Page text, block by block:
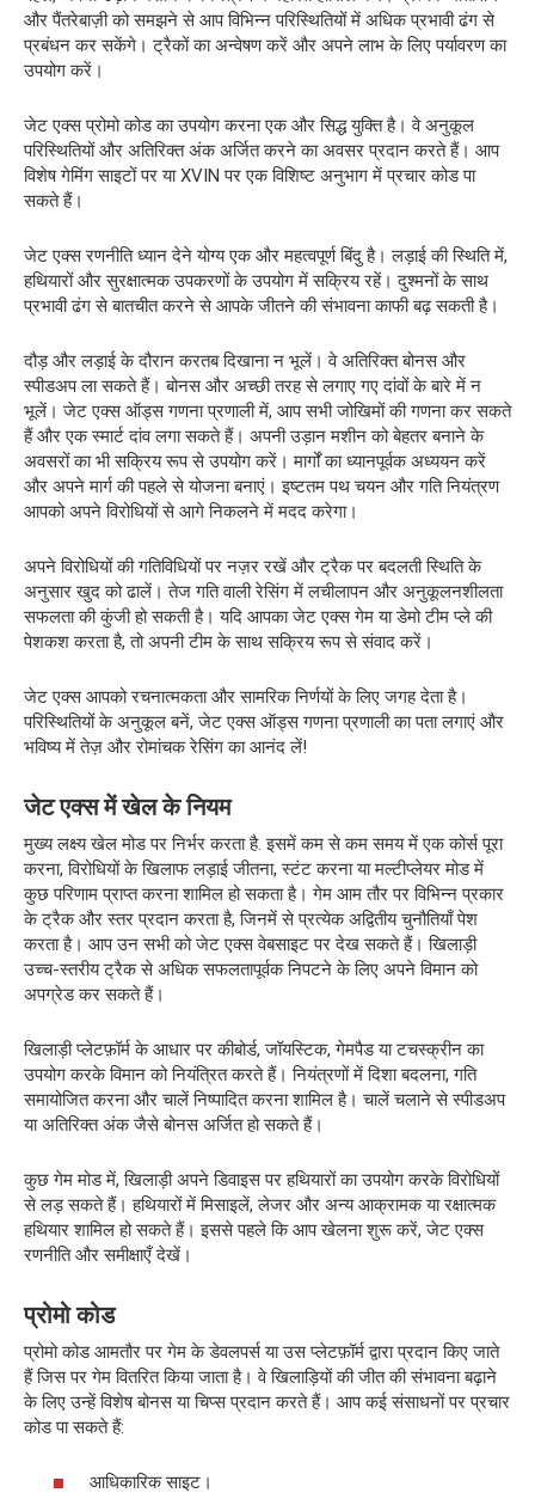
और पैंतरेबाज़ी को समझने से आप विभिन्न परिस्थितियों में अधिक प्रभावी ढंग से
प्रबंधन कर सकेंगे। ट्रैकों का अन्वेषण करें और अपने लाभ के लिए पर्यावरण का
उपयोग करें।
जेट एक्स प्रोमो कोड का उपयोग करना एक और सिद्ध युक्ति है। वे अनुकूल
परिस्थितियों और अतिरिक्त अंक अर्जित करने का अवसर प्रदान करते हैं। आप
विशेष गेमिंग साइटों पर या XVIN पर एक विशिष्ट अनुभाग में प्रचार कोड पा
सकते हैं।
जेट एक्स रणनीति ध्यान देने योग्य एक और महत्वपूर्ण बिंदु है। लड़ाई की स्थिति में,
हथियारों और सुरक्षात्मक उपकरणों के उपयोग में सक्रिय रहें। दुश्मनों के साथ
प्रभावी ढंग से बातचीत करने से आपके जीतने की संभावना काफी बढ़ सकती है।
दौड़ और लड़ाई के दौरान करतब दिखाना न भूलें। वे अतिरिक्त बोनस और
स्पीडअप ला सकते हैं। बोनस और अच्छी तरह से लगाए गए दांवों के बारे में न
भूलें। जेट एक्स ऑड्स गणना प्रणाली में, आप सभी जोखिमों की गणना कर सकते
हैं और एक स्मार्ट दांव लगा सकते हैं। अपनी उड़ान मशीन को बेहतर बनाने के
अवसरों का भी सक्रिय रूप से उपयोग करें। मार्गों का ध्यानपूर्वक अध्ययन करें
और अपने मार्ग की पहले से योजना बनाएं। इष्टतम पथ चयन और गति नियंत्रण
आपको अपने विरोधियों से आगे निकलने में मदद करेगा।
अपने विरोधियों की गतिविधियों पर नज़र रखें और ट्रैक पर बदलती स्थिति के
अनुसार खुद को ढालें। तेज गति वाली रेसिंग में लचीलापन और अनुकूलनशीलता
सफलता की कुंजी हो सकती है। यदि आपका जेट एक्स गेम या डेमो टीम प्ले की
पेशकश करता है, तो अपनी टीम के साथ सक्रिय रूप से संवाद करें।
जेट एक्स आपको रचनात्मकता और सामरिक निर्णयों के लिए जगह देता है।
परिस्थितियों के अनुकूल बनें, जेट एक्स ऑड्स गणना प्रणाली का पता लगाएं और
भविष्य में तेज़ और रोमांचक रेसिंग का आनंद लें!
जेट एक्स में खेल के नियम
मुख्य लक्ष्य खेल मोड पर निर्भर करता है. इसमें कम से कम समय में एक कोर्स पूरा
करना, विरोधियों के खिलाफ लड़ाई जीतना, स्टंट करना या मल्टीप्लेयर मोड में
कुछ परिणाम प्राप्त करना शामिल हो सकता है। गेम आम तौर पर विभिन्न प्रकार
के ट्रैक और स्तर प्रदान करता है, जिनमें से प्रत्येक अद्वितीय चुनौतियाँ पेश
करता है। आप उन सभी को जेट एक्स वेबसाइट पर देख सकते हैं। खिलाड़ी
उच्च-स्तरीय ट्रैक से अधिक सफलतापूर्वक निपटने के लिए अपने विमान को
अपग्रेड कर सकते हैं।
खिलाड़ी प्लेटफ़ॉर्म के आधार पर कीबोर्ड, जॉयस्टिक, गेमपैड या टचस्क्रीन का
उपयोग करके विमान को नियंत्रित करते हैं। नियंत्रणों में दिशा बदलना, गति
समायोजित करना और चालें निष्पादित करना शामिल है। चालें चलाने से स्पीडअप
या अतिरिक्त अंक जैसे बोनस अर्जित हो सकते हैं।
कुछ गेम मोड में, खिलाड़ी अपने डिवाइस पर हथियारों का उपयोग करके विरोधियों
से लड़ सकते हैं। हथियारों में मिसाइलें, लेजर और अन्य आक्रामक या रक्षात्मक
हथियार शामिल हो सकते हैं। इससे पहले कि आप खेलना शुरू करें, जेट एक्स
रणनीति और समीक्षाएँ देखें।
प्रोमो कोड
प्रोमो कोड आमतौर पर गेम के डेवलपर्स या उस प्लेटफ़ॉर्म द्वारा प्रदान किए जाते
हैं जिस पर गेम वितरित किया जाता है। वे खिलाड़ियों की जीत की संभावना बढ़ाने
के लिए उन्हें विशेष बोनस या चिप्स प्रदान करते हैं। आप कई संसाधनों पर प्रचार
कोड पा सकते हैं:
आधिकारिक साइट।